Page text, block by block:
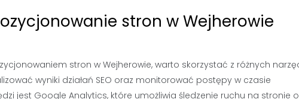
stron w Wejherowie
stron w Wejherowie, warto skorzystać z różnych
wyniki działań SEO oraz monitorować postępy w czasie
jest Google Analytics, które umożliwia śledzenie ruchu na stronie